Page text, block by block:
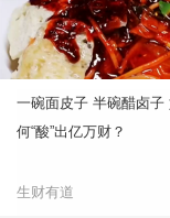
一碗面皮子 半碗醋卤子
何“酸”出亿万财？
生财有道